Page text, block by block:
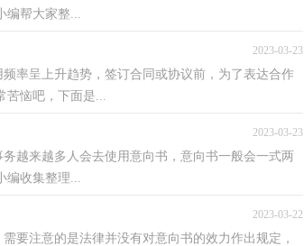
编帮大家整...
2023-03-23
率呈上升趋势，签订合同或协议前，为了表达合作
苦恼吧，下面是...
2023-03-23
越来越多人会去使用意向书，意向书一般会一式两
编收集整理...
2023-03-22
要注意的是法律并没有对意向书的效力作出规定，